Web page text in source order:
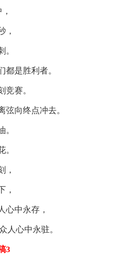
，
。
都是胜利者。
竞赛。
弦向终点冲去。
。
。
，
，
心中永存，
人心中永驻。
3